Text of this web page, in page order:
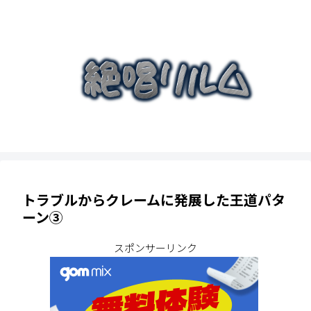
トラブルからクレームに発展した王道パタ
ーン③
スポンサーリンク